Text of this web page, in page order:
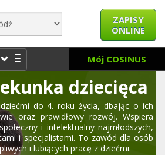
ZAPISY
ONLINE
Mój COSINUS
dziecięca
do 4. roku życia, dbając o ich
oraz prawidłowy rozwój. Wspiera
i intelektualny najmłodszych,
i specjalistami. To zawód dla osób
i lubiących pracę z dziećmi.